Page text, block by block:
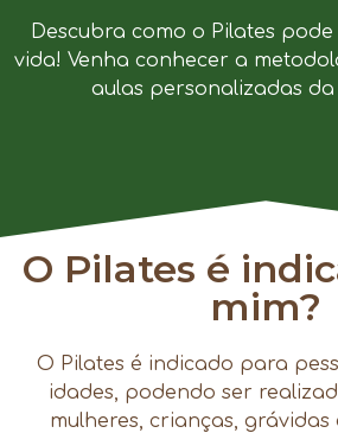
Descubra como o Pilates
vida! Venha conhecer a
aulas personalizadas da
O Pilates é
mim?
O Pilates é indicado para
idades, podendo ser
mulheres, crianças, grávidas